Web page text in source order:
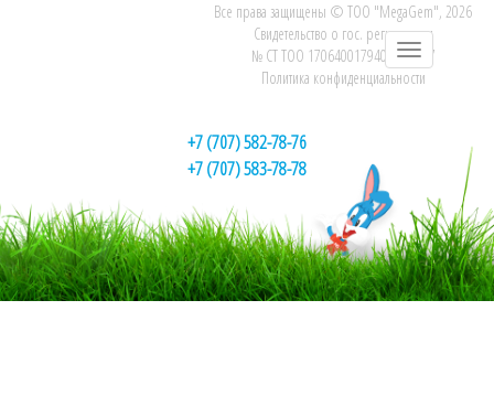
Все права защищены © ТОО "MegaGem", 2026
Cвидетельство о гос. регистрации
№ СТ ТОО 170640017940-01-2017
Политика конфиденциальности
+7 (707) 582-78-76
+7 (707) 583-78-78